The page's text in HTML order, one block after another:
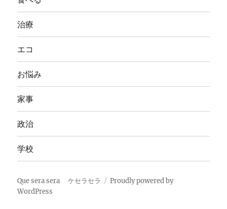
治療
エコ
お悩み
家事
政治
学校
Que sera sera ケセラセラ
Proudly powered by
WordPress